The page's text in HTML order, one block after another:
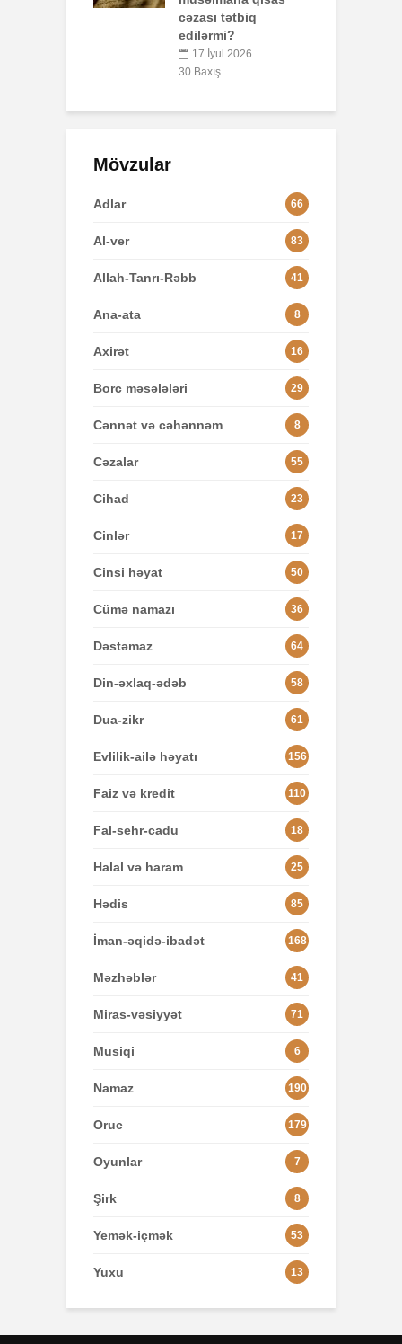
Mövzular
Adlar 66
Al-ver 83
Allah-Tanrı-Rəbb 41
Ana-ata 8
Axirət 16
Borc məsələləri 29
Cənnət və cəhənnəm 8
Cəzalar 55
Cihad 23
Cinlər 17
Cinsi həyat 50
Cümə namazı 36
Dəstəmaz 64
Din-əxlaq-ədəb 58
Dua-zikr 61
Evlilik-ailə həyatı 156
Faiz və kredit 110
Fal-sehr-cadu 18
Halal və haram 25
Hədis 85
İman-əqidə-ibadət 168
Məzhəblər 41
Miras-vəsiyyət 71
Musiqi 6
Namaz 190
Oruc 179
Oyunlar 7
Şirk 8
Yemək-içmək 53
Yuxu 13